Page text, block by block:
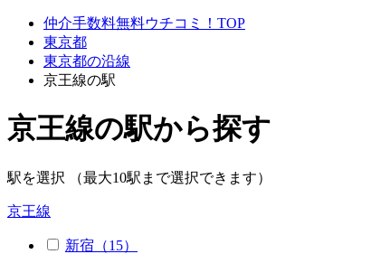
仲介手数料無料ウチコミ！TOP
東京都
東京都の沿線
京王線の駅
京王線の駅から探す
駅を選択 （最大10駅まで選択できます）
京王線
新宿（15）